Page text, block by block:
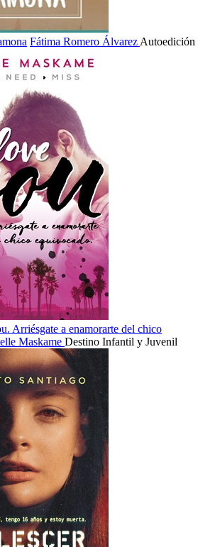
Fátima Romero Álvarez Autoedición
Arriésgate a enamorarte del chico
Maskame Destino Infantil y Juvenil